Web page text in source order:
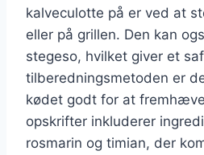
kalveculotte på er ved at
eller på grillen. Den kan
stegeso, hvilket giver et
tilberedningsmetoden er
kødet godt for at
opskrifter inkluderer
rosmarin og timian, der